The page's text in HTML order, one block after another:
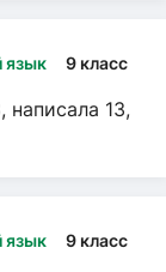
язык 9 класс
написала 13,
язык 9 класс